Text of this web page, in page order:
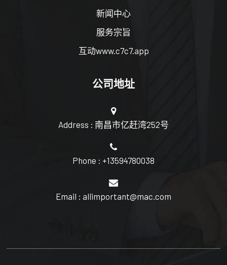
新闻中心
服务宗旨
互动www.c7c7.app
公司地址
Address : 南昌市亿赶湾252号
Phone : +13594780038
Email : allimportant@mac.com